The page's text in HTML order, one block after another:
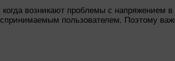
возникают проблемы с напряжением в
пользователем. Поэтому